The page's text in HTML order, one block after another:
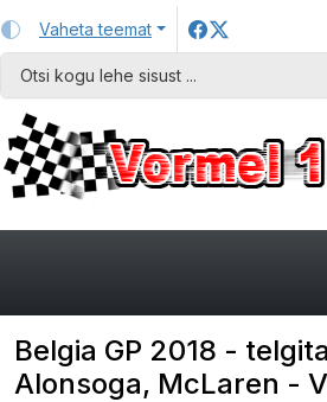
Vaheta teemat
Belgia GP 2018 -
Alonsoga, McLaren -